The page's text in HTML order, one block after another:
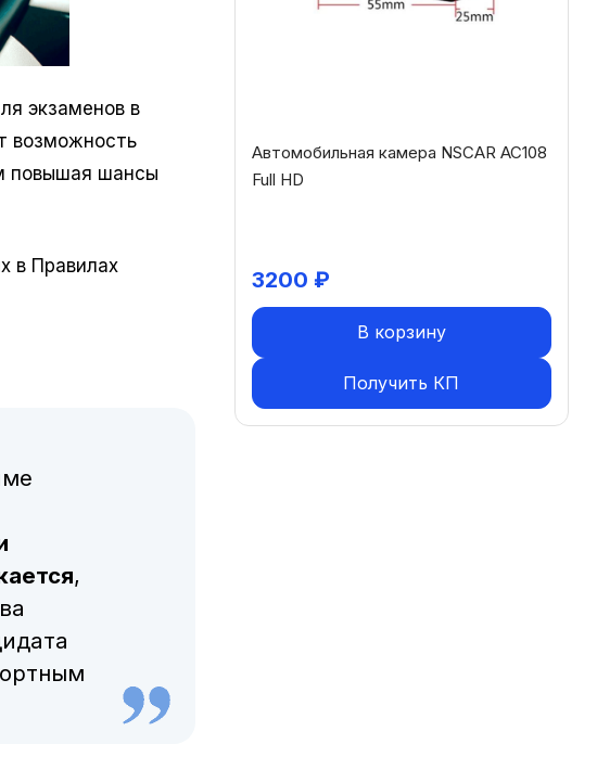
экзаменов в
возможность
повышая шансы
в Правилах
,
Автомобильная камера NSCAR AC108
Full HD
3200 ₽
В корзину
Получить КП